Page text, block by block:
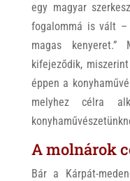
egy magyar
fogalommá is vált
magas
kifejeződik,
éppen a
melyhez célra
A molnárok
Bár a Kárpát-